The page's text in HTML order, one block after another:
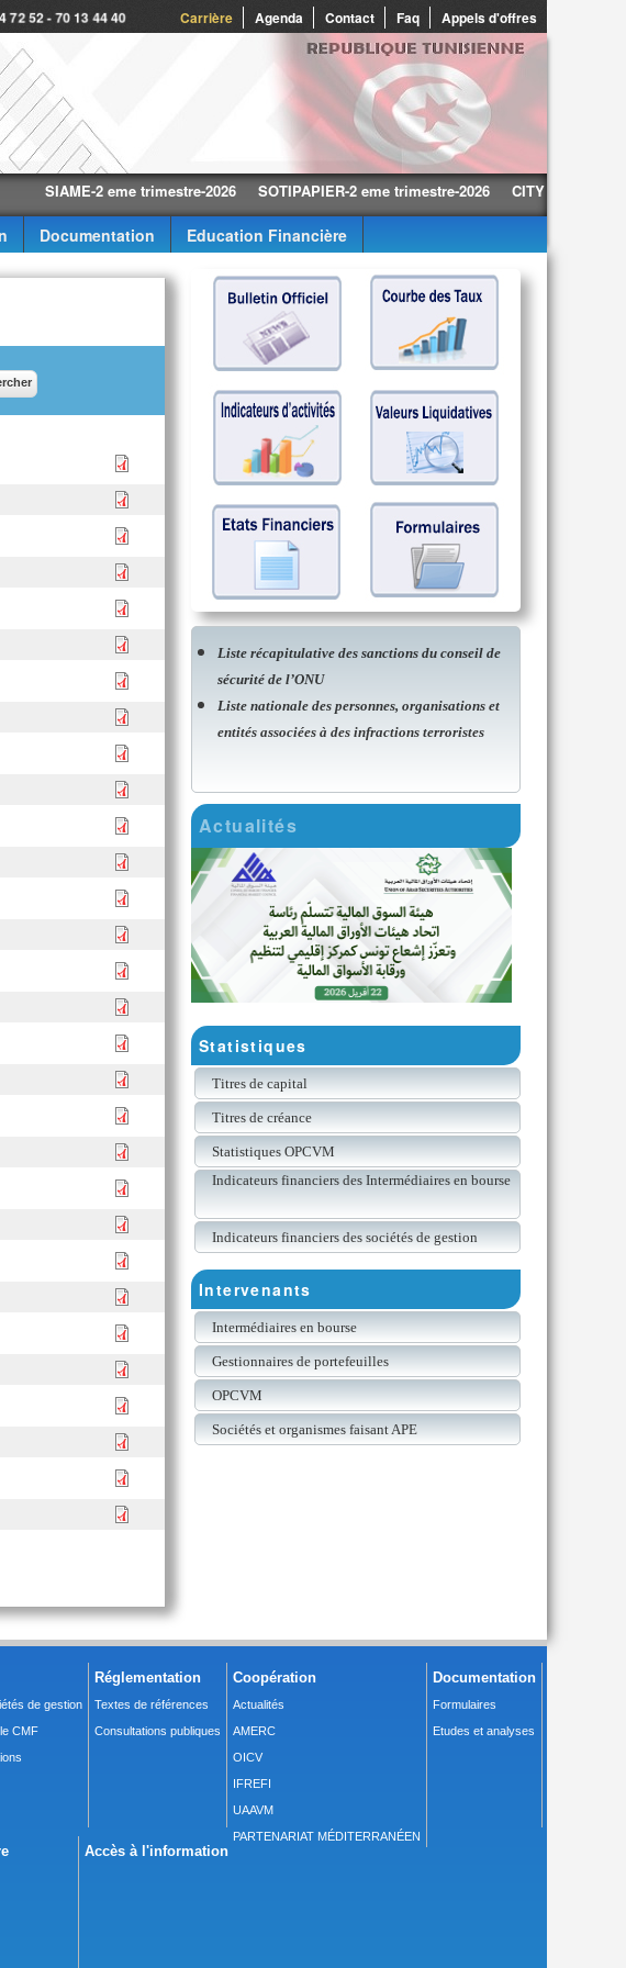
Carrière Agenda Contact Faq Appels d'offres
72 52 - 70 13 44 40
SIAME-2 eme trimestre-2026 SOTIPAPIER-2 eme trimestre-2026 CITY CARS-2 eme
Documentation
Education Financière
Liste récapitulative des sanctions du conseil de
sécurité de l’ONU
Liste nationale des personnes, organisations et
entités associées à des infractions terroristes
Actualités
Statistiques
Titres de capital
Titres de créance
Statistiques OPCVM
Indicateurs financiers des Intermédiaires en bourse
Indicateurs financiers des sociétés de gestion
Intervenants
Intermédiaires en bourse
Gestionnaires de portefeuilles
OPCVM
Sociétés et organismes faisant APE
de gestion
CMF
Réglementation
Textes de références
Consultations publiques
Coopération
Actualités
AMERC
OICV
IFREFI
UAAVM
PARTENARIAT MÉDITERRANÉEN
Documentation
Formulaires
Etudes et analyses
Accès à l'information